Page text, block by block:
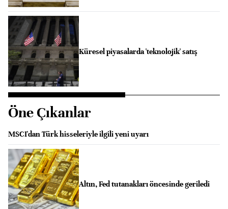
Küresel piyasalarda 'teknolojik' satış
Öne Çıkanlar
MSCI'dan Türk hisseleriyle ilgili yeni uyarı
Altın, Fed tutanakları öncesinde geriledi